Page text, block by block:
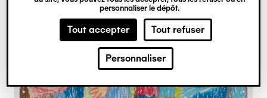
personnaliser le dépôt.
Tout accepter Tout refuser
Personnaliser